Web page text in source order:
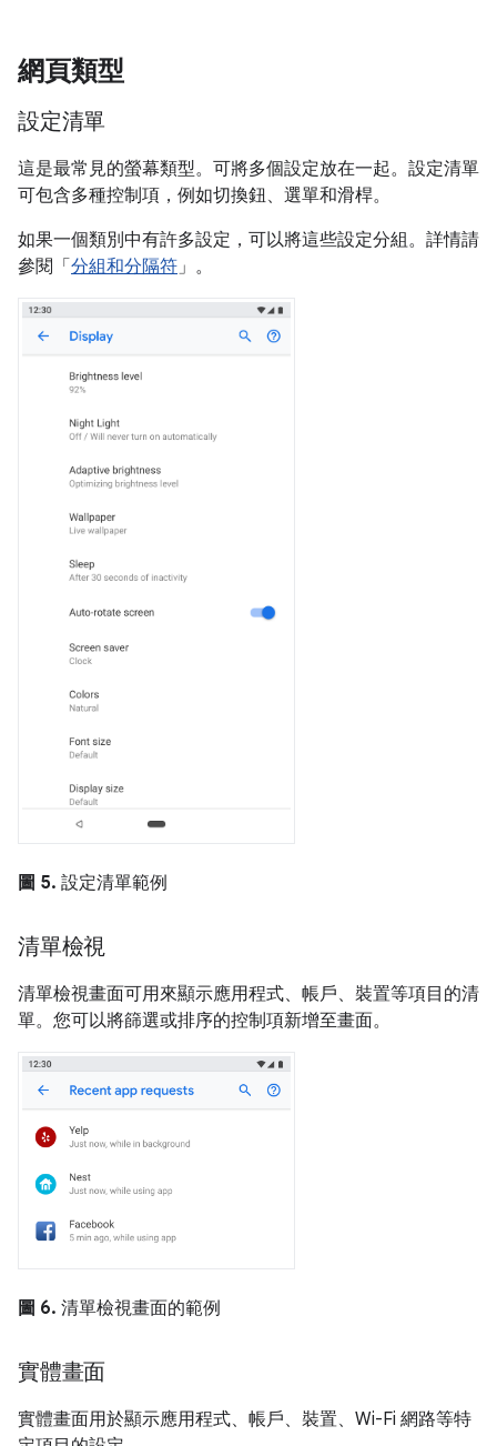
網頁類型
設定清單
這是最常見的螢幕類型。可將多個設定放在一起。設定清單
可包含多種控制項，例如切換鈕、選單和滑桿。
如果一個類別中有許多設定，可以將這些設定分組。詳情請
參閱「 分組和分隔符」。
圖 5. 設定清單範例
清單檢視
清單檢視畫面可用來顯示應用程式、帳戶、裝置等項目的清
單。您可以將篩選或排序的控制項新增至畫面。
圖 6. 清單檢視畫面的範例
實體畫面
實體畫面用於顯示應用程式、帳戶、裝置、Wi-Fi 網路等特